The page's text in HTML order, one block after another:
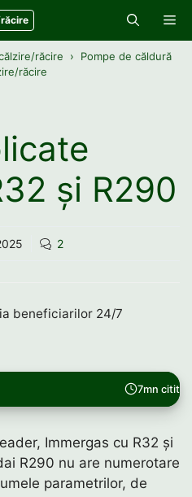
răcire
Pompe de căldură
răcire
și R290
2
beneficiarilor 24/7
7mn citit
Immergas cu R32 și
R290 nu are numerotare
parametrilor, de